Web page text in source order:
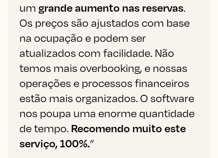
um grande aumento nas reservas.
Os preços são ajustados com base
na ocupação e podem ser
atualizados com facilidade. Não
temos mais overbooking, e nossas
operações e processos financeiros
estão mais organizados. O software
nos poupa uma enorme quantidade
de tempo. Recomendo muito este
serviço, 100%.”